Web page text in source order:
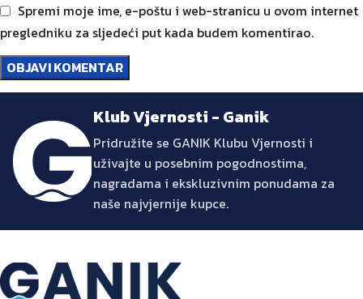
Spremi moje ime, e-poštu i web-stranicu u ovom internet
pregledniku za sljedeći put kada budem komentirao.
Klub Vjernosti - Ganik
Pridružite se GANIK Klubu Vjernosti i
uživajte u posebnim pogodnostima,
nagradama i ekskluzivnim ponudama za
naše najvjernije kupce.